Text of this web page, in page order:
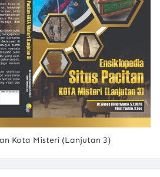
Kota Misteri (Lanjutan 3)